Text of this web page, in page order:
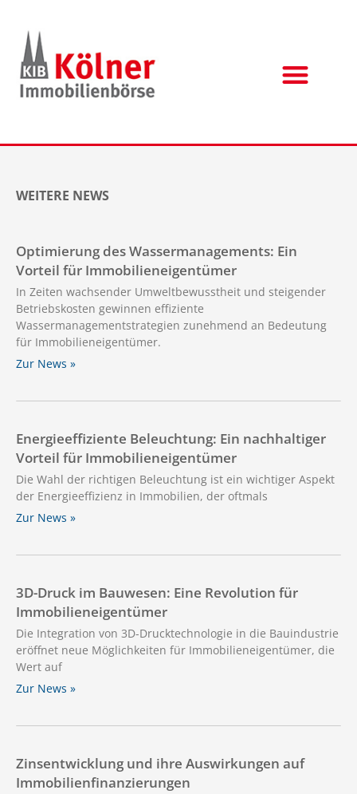
WEITERE NEWS
Optimierung des Wassermanagements: Ein
Vorteil für Immobilieneigentümer
In Zeiten wachsender Umweltbewusstheit und steigender
Betriebskosten gewinnen effiziente
Wassermanagementstrategien zunehmend an Bedeutung
für Immobilieneigentümer.
Zur News »
Energieeffiziente Beleuchtung: Ein nachhaltiger
Vorteil für Immobilieneigentümer
Die Wahl der richtigen Beleuchtung ist ein wichtiger Aspekt
der Energieeffizienz in Immobilien, der oftmals
Zur News »
3D-Druck im Bauwesen: Eine Revolution für
Immobilieneigentümer
Die Integration von 3D-Drucktechnologie in die Bauindustrie
eröffnet neue Möglichkeiten für Immobilieneigentümer, die
Wert auf
Zur News »
Zinsentwicklung und ihre Auswirkungen auf
Immobilienfinanzierungen